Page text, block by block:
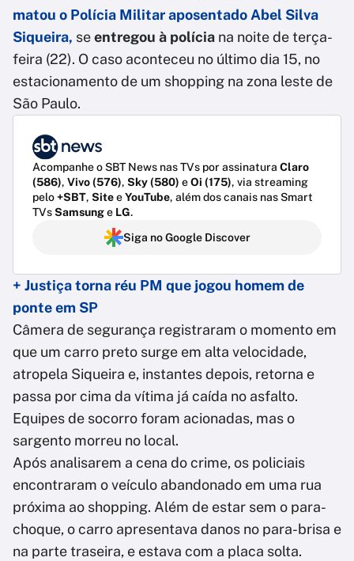
matou o Polícia Militar aposentado Abel Silva
Siqueira, seentregou à polícia na noite de terça-
feira (22). O caso aconteceu no último dia 15, no
estacionamento de um shopping na zona leste de
São Paulo.
Acompanhe o SBT News nas TVs por assinatura Claro
(586), Vivo (576), Sky (580) eOi (175), via streaming
pelo+SBT, SiteeYouTube, além dos canais nas Smart
TVsSamsunge LG.
Siga no Google Discover
+ Justiça torna réu PM que jogou homem de
ponte em SP
Câmera de segurança registraram o momento em
que um carro preto surge em alta velocidade,
atropela Siqueira e, instantes depois, retorna e
passa por cima da vítima já caída no asfalto.
Equipes de socorro foram acionadas, mas o
sargento morreu no local.
Após analisarem a cena do crime, os policiais
encontraram o veículo abandonado em uma rua
próxima ao shopping. Além de estar sem o para-
choque, o carro apresentava danos no para-brisa e
na parte traseira, e estava com a placa solta.